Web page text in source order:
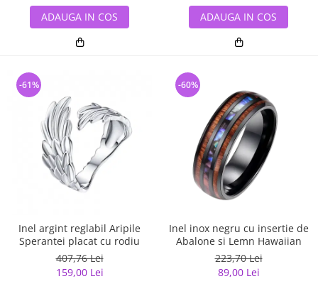
ADAUGA IN COS ADAUGA IN COS
Inel argint reglabil Aripile
Sperantei placat cu rodiu
407,76 Lei
159,00 Lei
-61%
Inel inox negru cu insertie de
Abalone si Lemn Hawaiian
223,70 Lei
89,00 Lei
-60%